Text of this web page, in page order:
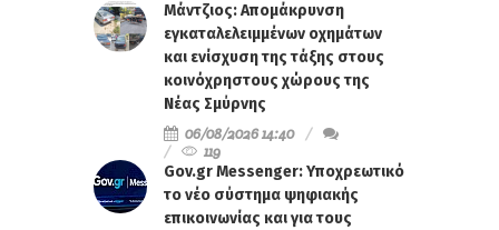
Μάντζιος: Απομάκρυνση
εγκαταλελειμμένων οχημάτων
και ενίσχυση της τάξης στους
κοινόχρηστους χώρους της
Νέας Σμύρνης
06/08/2026 14:40
119
Gov.gr Messenger: Υποχρεωτικό
το νέο σύστημα ψηφιακής
επικοινωνίας και για τους